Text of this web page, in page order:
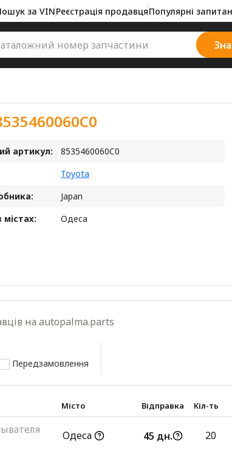
за VINРеєстрація продавцяПопулярні
артикул:
8535460060C0
Toyota
Japan
містах:
Одеса
на autopalma.parts
Передзамовлення
Місто Відправка Кіл-ть
Одеса 45 дн. 20